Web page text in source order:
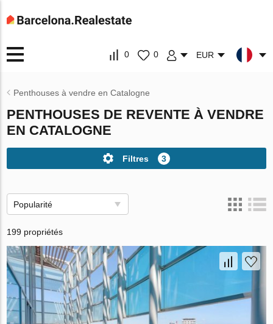
0 0 EUR
Penthouses à vendre en Catalogne
PENTHOUSES DE REVENTE À VENDRE
EN CATALOGNE
Filtres 3
Popularité
199 propriétés